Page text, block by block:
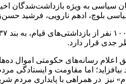
سیاسی به ویژه بازداشت‌شد‌گان
بلوچ، ادهم نارویی، فرشید
جدی قرار دارد.
رسانه‌های حکومتی اموال
بیافزاید؛ اما مقاومت و ایستادگی
نیز در همراهی با پایداری مردم